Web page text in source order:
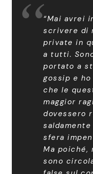
“Mai avrei
scrivere di
private in
a tutti.
portato a
gossip e
che le
maggior
dovessero
sfera
Ma poiché,
sono